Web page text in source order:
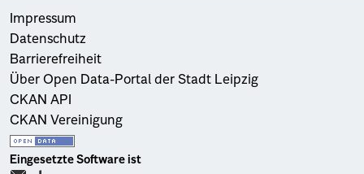
Impressum
Datenschutz
Barrierefreiheit
Über Open Data-Portal der Stadt Leipzig
CKAN API
CKAN Vereinigung
Eingesetzte Software ist